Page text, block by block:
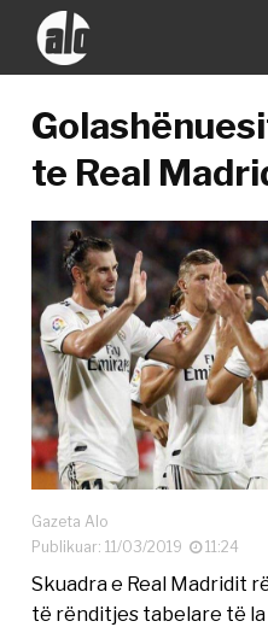
te Real
Gazeta Alo
Publikuar: 11/03/2019
11:24
Skuadra e Real Madridit
të rënditjes tabelare të la